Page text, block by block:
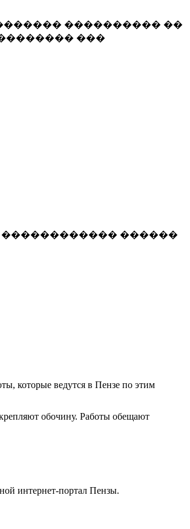
���������� ��
���
������
которые ведутся в Пензе по этим
обочину. Работы обещают
интернет-портал Пензы.